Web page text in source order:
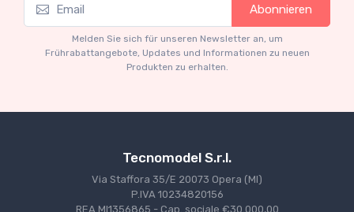
Ferrari 166 MM Abarth Metallic Silver Press
€227.05 €239.00
Abonnieren
Melden Sie sich für unseren Newsletter an, um
Frührabattangebote, Updates und Informationen zu neuen
Produkten zu erhalten.
Tecnomodel S.r.l.
Via Staffora 35/E 20073 Opera (MI)
P.IVA 10234820156
REA MI1356865 - Cap. sociale €30.000,00